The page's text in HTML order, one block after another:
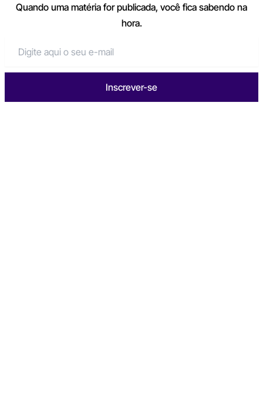
Quando uma matéria for publicada, você fica sabendo na
hora.
Inscrever-se